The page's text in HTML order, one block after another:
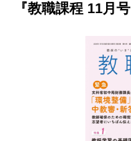
『教職課程 11月